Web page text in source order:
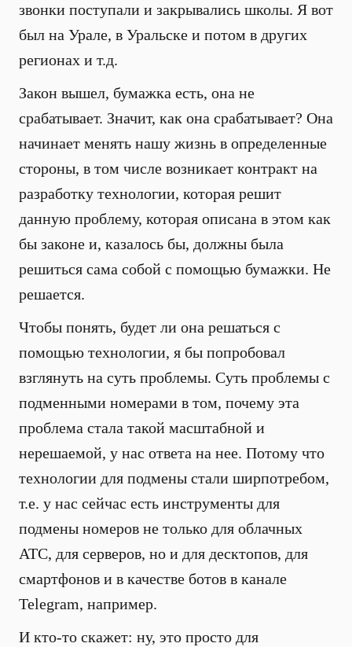
звонки поступали и закрывались школы. Я вот
был на Урале, в Уральске и потом в других
регионах и т.д.
Закон вышел, бумажка есть, она не
срабатывает. Значит, как она срабатывает? Она
начинает менять нашу жизнь в определенные
стороны, в том числе возникает контракт на
разработку технологии, которая решит
данную проблему, которая описана в этом как
бы законе и, казалось бы, должны была
решиться сама собой с помощью бумажки. Не
решается.
Чтобы понять, будет ли она решаться с
помощью технологии, я бы попробовал
взглянуть на суть проблемы. Суть проблемы с
подменными номерами в том, почему эта
проблема стала такой масштабной и
нерешаемой, у нас ответа на нее. Потому что
технологии для подмены стали ширпотребом,
т.е. у нас сейчас есть инструменты для
подмены номеров не только для облачных
АТС, для серверов, но и для десктопов, для
смартфонов и в качестве ботов в канале
Telegram, например.
И кто-то скажет: ну, это просто для